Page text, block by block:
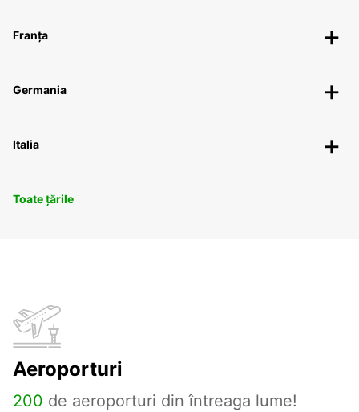
Franța
Germania
Italia
Toate țările
Aeroporturi
200 de aeroporturi din întreaga lume!